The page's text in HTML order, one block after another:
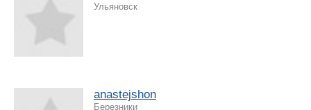
Ульяновск
anastejshon
Березники